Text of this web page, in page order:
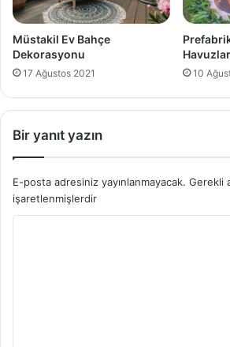
Müstakil Ev Bahçe
Dekorasyonu
17 Ağustos 2021 10
Bir yanıt yazın
E-posta adresiniz yayınlanmayacak. Gerekli
işaretlenmişlerdir